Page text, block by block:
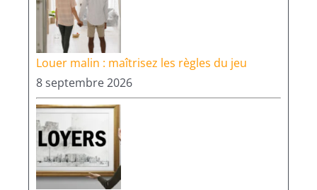
Louer malin : maîtrisez les règles du jeu
8 septembre 2026